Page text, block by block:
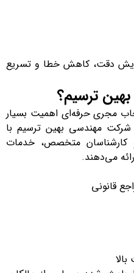
دقت، کاهش خطا و تسریع
ترسیم؟
مجری حرفه‌ای اهمیت بسیار
شرکت مهندسی بهین ترسیم با
و کارشناسان متخصص، خدمات
می‌دهند.